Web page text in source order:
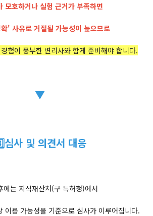
모호하거나 실험 근거가 부족하면
' 사유로 거절될 가능성이 높으므로
험이 풍부한 변리사와 함게 준비해야 합니다.
▼
심사 및 의견서 대응
에는 지식재산처(구 특허청)에서
이용 가능성을 기준으로 심사가 이루어집니다.